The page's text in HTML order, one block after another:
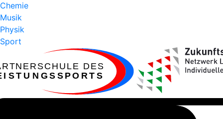
Chemie
Musik
Physik
Sport
ARTNERSCHULE DES
EISTUNGSSPORTS